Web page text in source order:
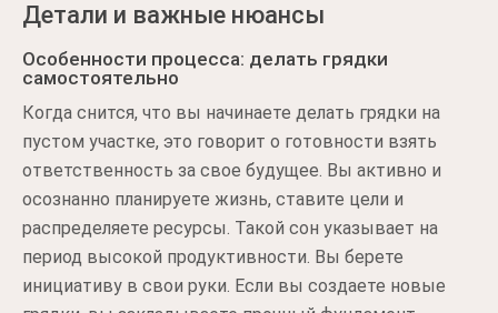
Детали и важные нюансы
Особенности процесса: делать грядки
самостоятельно
Когда снится, что вы начинаете делать грядки на
пустом участке, это говорит о готовности взять
ответственность за свое будущее. Вы активно и
осознанно планируете жизнь, ставите цели и
распределяете ресурсы. Такой сон указывает на
период высокой продуктивности. Вы берете
инициативу в свои руки. Если вы создаете новые